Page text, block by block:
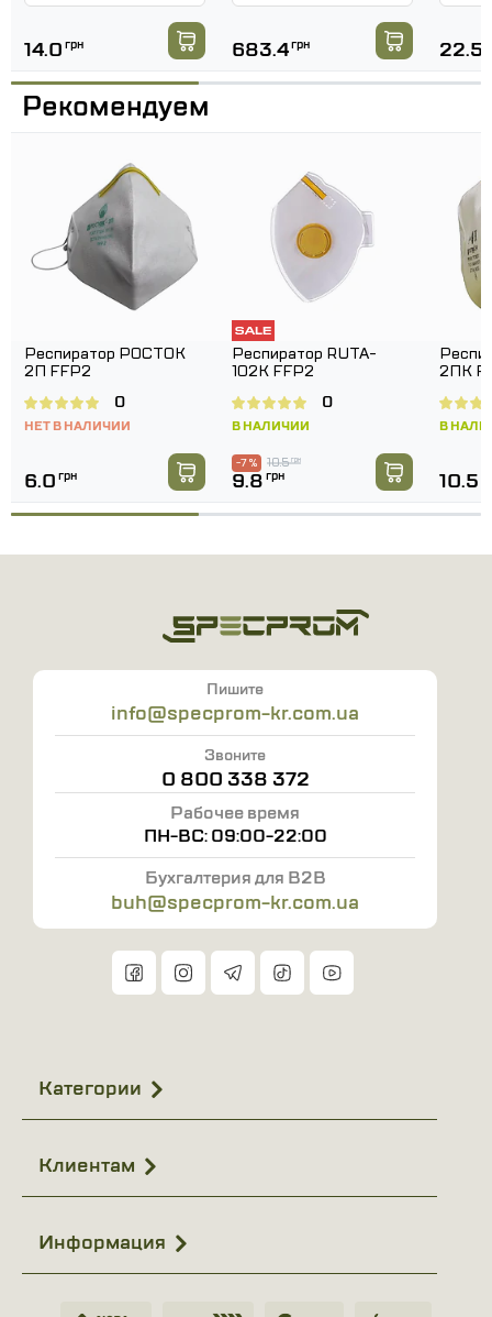
14.0 грн 683.4грн 22.5
Рекомендуем
Респиратор РОСТОК
2П FFP2
НЕТ В НАЛИЧИИ
0
6.0 грн
Респиратор RUTA-
102K FFP2
В НАЛИЧИИ
0
10.5грн
-7 %
9.8 грн
2ПК
В
10.5
Пишите
info@specprom-kr.com.ua
Звоните
0 800 338 372
Рабочее время
ПН-ВС: 09:00-22:00
Бухгалтерия для B2B
buh@specprom-kr.com.ua
Категории
Клиентам
Информация